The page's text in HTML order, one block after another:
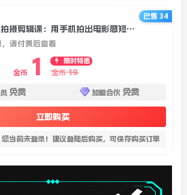
（2373期）手机拍摄剪辑课：用手机拍出电影感短视频，零基础从入门到精通
请付费后查看
金币 1
限时特惠
金币 19
免费 加盟合伙 免费
立即购买
您当前未登录！建议登陆后购买，可保存购买订单
已售 34